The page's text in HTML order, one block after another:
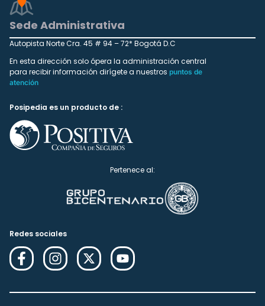
Sede Administrativa
Autopista Norte Cra. 45 # 94 – 72* Bogotá D.C
En esta dirección solo ópera la administración central
para recibir información dirígete a nuestros puntos de
atención
Posipedia es un producto de :
Pertenece al:
Redes sociales